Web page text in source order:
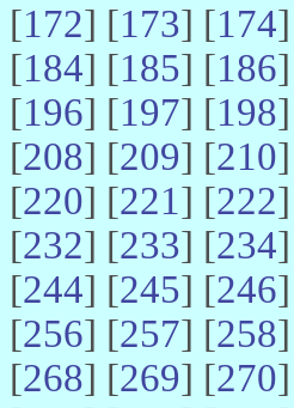
[172] [173] [174
[184] [185] [186
[196] [197] [198
[208] [209] [210
[220] [221] [222
[232] [233] [234
[244] [245] [246
[256] [257] [258
[268] [269] [270